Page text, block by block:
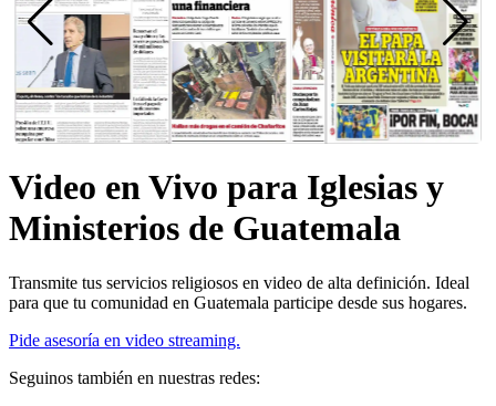
Video en Vivo para Iglesias y
Ministerios de Guatemala
Transmite tus servicios religiosos en video de alta definición. Ideal
para que tu comunidad en Guatemala participe desde sus hogares.
Pide asesoría en video streaming.
Seguinos también en nuestras redes: